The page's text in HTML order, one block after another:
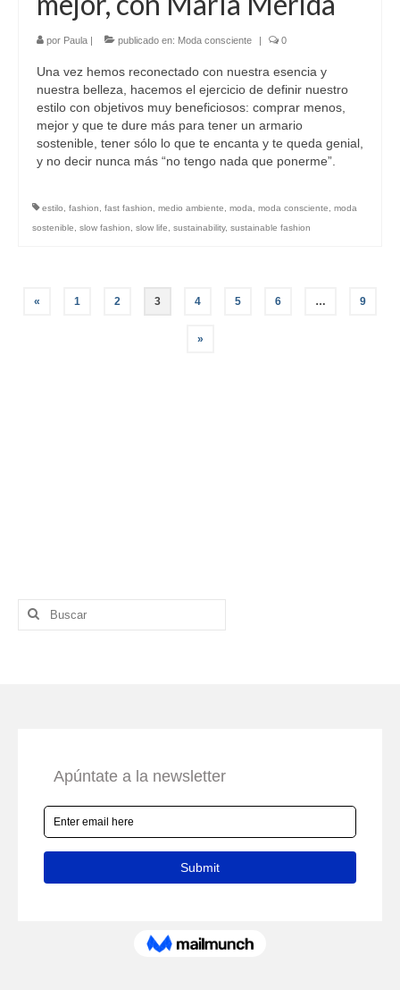
por Paula publicado en: Moda consciente 0
Una vez hemos reconectado con nuestra esencia y
nuestra belleza, hacemos el ejercicio de definir nuestro
estilo con objetivos muy beneficiosos: comprar menos,
mejor y que te dure más para tener un armario
sostenible, tener sólo lo que te encanta y te queda genial,
y no decir nunca más “no tengo nada que ponerme”.
estilo, fashion, fast fashion, medio ambiente, moda, moda consciente, moda
sostenible, slow fashion, slow life, sustainability, sustainable fashion
Navegación
« 1 2 3 4 5 6 … 9
»
Buscar